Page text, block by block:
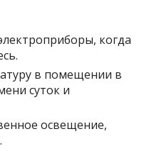
когда
в помещении в
суток и
освещение,